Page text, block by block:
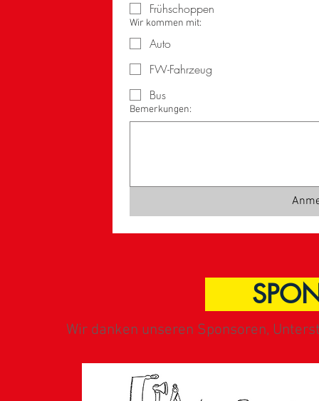
Frühschoppen
Wir kommen mit:
Auto
FW-Fahrzeug
Bus
Bemerkungen:
Wir danken unseren Sponsoren,